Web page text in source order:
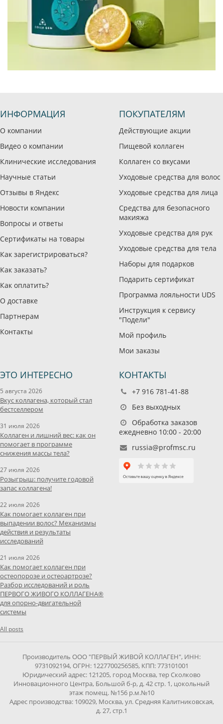
ИНФОРМАЦИЯ
О компании
Видео о компании
Клинические исследования
Научные статьи
Отзывы в Яндекс
Новости компании
Вопросы и ответы
Сертификаты на товары
Как зарегистрироваться?
Как заказать?
Как оплатить?
О доставке
Партнерам
Контакты
ПОКУПАТЕЛЯМ
Действующие акции
Пищевой коллаген
Коллаген со вкусами
Уходовые средства для волос
Уходовые средства для лица
Средства для безопасного
макияжа
Уходовые средства для рук
Уходовые средства для тела
Наборы для подарков
Подарить сертификат
Программа лояльности UDS
Инструкция к сервису
"Подели"
Мой профиль
Мои заказы
ЭТО ИНТЕРЕСНО
5 августа 2026
Вкус коллагена, который стал
бестселлером
31 июля 2026
Коллаген и лишний вес: как он
помогает в программе
снижения массы тела?
27 июля 2026
Розыгрыш: получите годовой
запас коллагена!
22 июля 2026
Как помогает коллаген при
выпадении волос? Механизмы
действия и результаты
исследований
21 июля 2026
Как помогает коллаген при
остеопорозе и остеоартрозе?
Разбор исследований и роль
ПЕРВОГО ЖИВОГО КОЛЛАГЕНА®
для опорно-двигательной
системы
All posts
КОНТАКТЫ
+7 916 781-41-88
Без выходных
Обработка заказов
ежедневно 10:00 - 20:00
russia@profmsc.ru
Производитель ООО "ПЕРВЫЙ ЖИВОЙ КОЛЛАГЕН", ИНН:
9731092194, ОГРН: 1227700256585, КПП: 773101001
Юридический адрес: 121205, город Москва, тер Сколково
Инновационного Центра, Большой б-р, д. 42 стр. 1, цокольный
этаж помещ. №156 р.м.№10
Адрес производства: 109029, Москва, ул. Средняя Калитниковская,
д. 27, стр.1